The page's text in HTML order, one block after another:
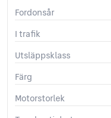
Fordonsår
I trafik
Utsläppsklass
Färg
Motorstorlek